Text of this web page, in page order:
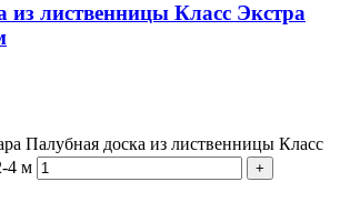
из лиственницы Класс Экстра
Палубная доска из лиственницы Класс
4 м